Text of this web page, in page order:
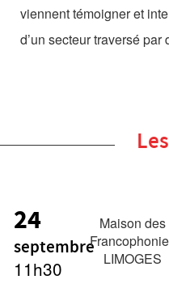
viennent témoigner et
d’un secteur traversé
24
septembre
11h30
Maison des
LIMOGES